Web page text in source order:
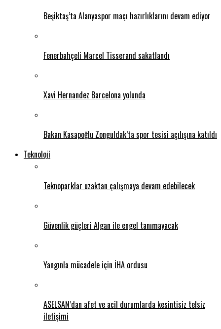
Beşiktaş’ta Alanyaspor maçı hazırlıklarını devam ediyor
Fenerbahçeli Marcel Tisserand sakatlandı
Xavi Hernandez Barcelona yolunda
Bakan Kasapoğlu Zonguldak’ta spor tesisi açılışına katıldı
Teknoloji
Teknoparklar uzaktan çalışmaya devam edebilecek
Güvenlik güçleri Algan ile engel tanımayacak
Yangınla mücadele için İHA ordusu
ASELSAN’dan afet ve acil durumlarda kesintisiz telsiz
iletişimi